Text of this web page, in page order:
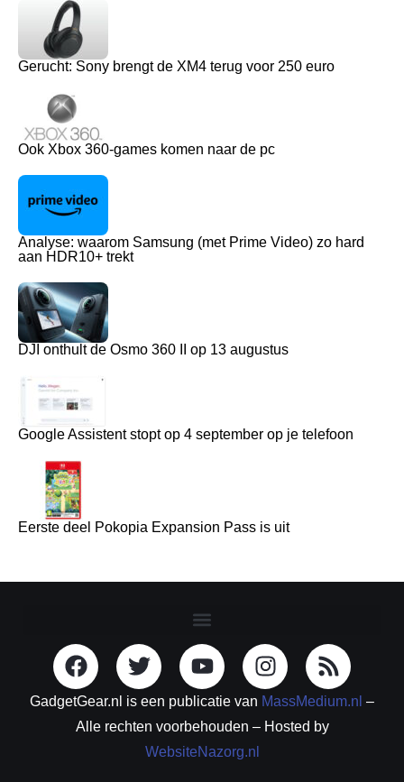
Gerucht: Sony brengt de XM4 terug voor 250 euro
Ook Xbox 360-games komen naar de pc
Analyse: waarom Samsung (met Prime Video) zo hard
aan HDR10+ trekt
DJI onthult de Osmo 360 II op 13 augustus
Google Assistent stopt op 4 september op je telefoon
Eerste deel Pokopia Expansion Pass is uit
GadgetGear.nl is een publicatie van MassMedium.nl –
Alle rechten voorbehouden – Hosted by
WebsiteNazorg.nl